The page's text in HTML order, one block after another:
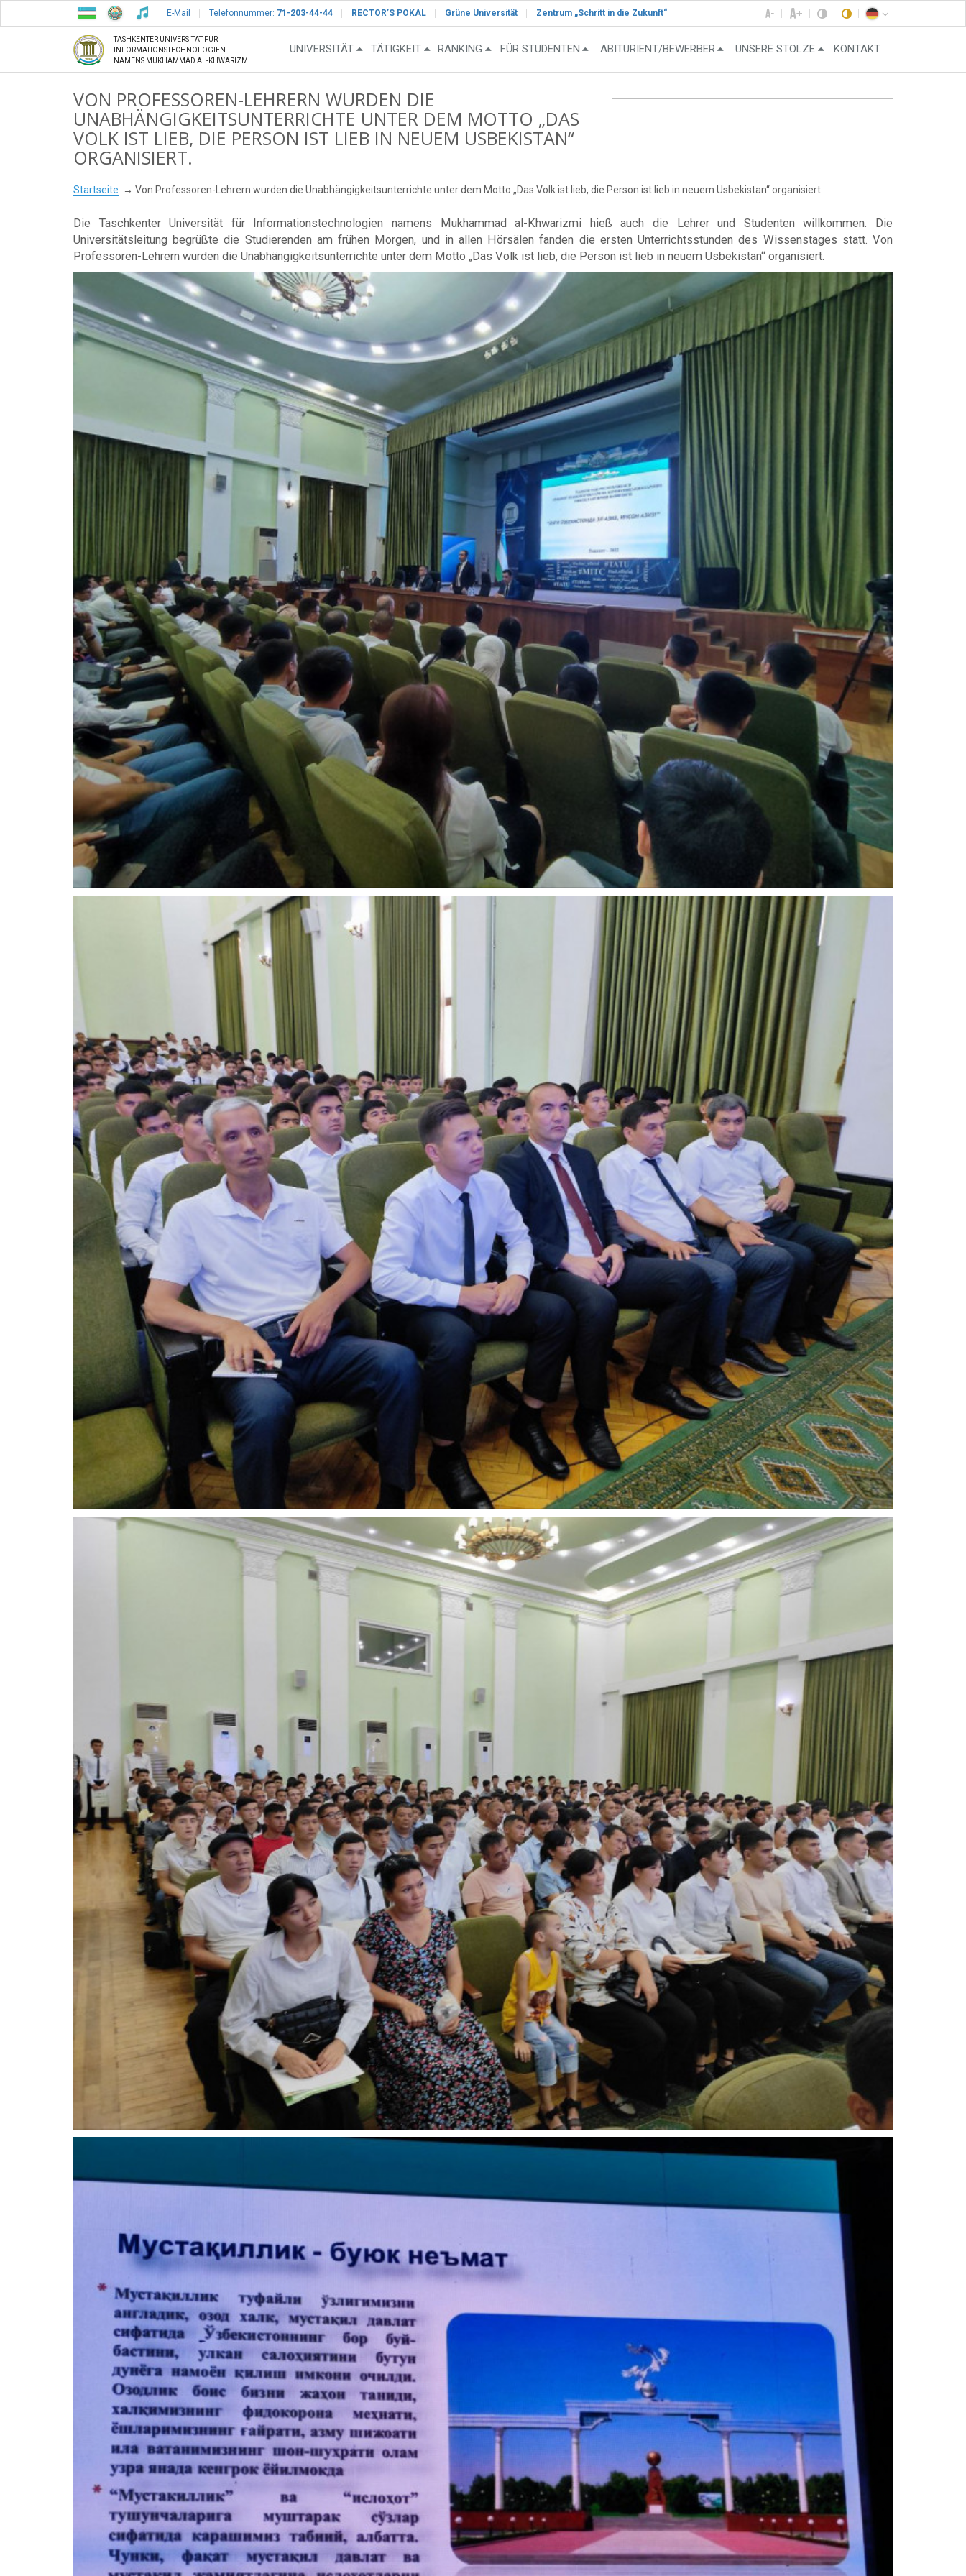
E-Mail Telefonnummer: 71-203-44-44 RECTOR’S POKAL Grüne Universität Zentrum „Schritt in die Zukunft“
TASHKENTER UNIVERSITÄT FÜR
INFORMATIONSTECHNOLOGIEN
NAMENS MUKHAMMAD AL-KHWARIZMI
UNIVERSITÄT TÄTIGKEIT RANKING FÜR STUDENTEN ABITURIENT/BEWERBER UNSERE STOLZE KONTAKT
VON PROFESSOREN-LEHRERN WURDEN DIE
UNABHÄNGIGKEITSUNTERRICHTE UNTER DEM MOTTO „DAS
VOLK IST LIEB, DIE PERSON IST LIEB IN NEUEM USBEKISTAN“
ORGANISIERT.
Startseite Von Professoren-Lehrern wurden die Unabhängigkeitsunterrichte unter dem Motto „Das Volk ist lieb, die Person ist lieb in neuem Usbekistan“ organisiert.
Die Taschkenter Universität für Informationstechnologien namens Mukhammad al-Khwarizmi hieß auch die Lehrer und Studenten willkommen. Die
Universitätsleitung begrüßte die Studierenden am frühen Morgen, und in allen Hörsälen fanden die ersten Unterrichtsstunden des Wissenstages statt. Von
Professoren-Lehrern wurden die Unabhängigkeitsunterrichte unter dem Motto „Das Volk ist lieb, die Person ist lieb in neuem Usbekistan“ organisiert.